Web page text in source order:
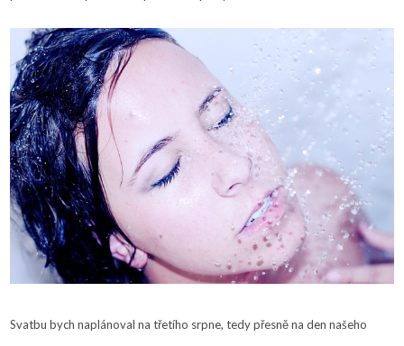
Svatbu bych naplánoval na třetího srpne, tedy přesně na den našeho